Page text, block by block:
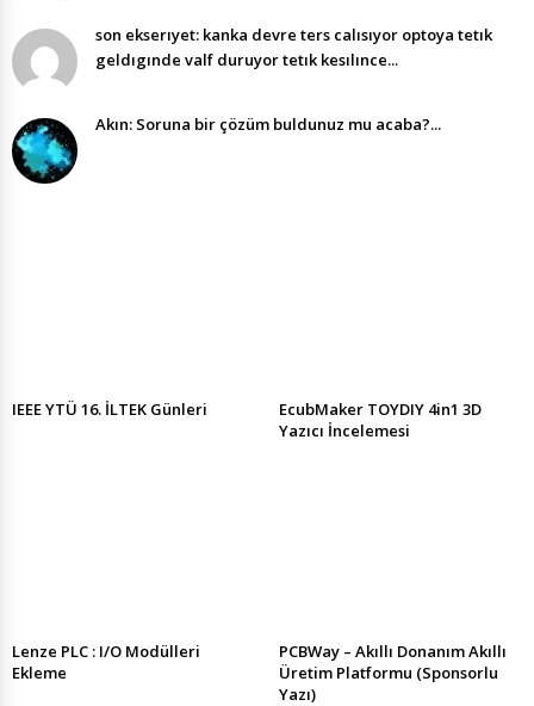
son ekserıyet: kanka devre ters calısıyor optoya tetık
geldıgınde valf duruyor tetık kesılınce...
Akın: Soruna bir çözüm buldunuz mu acaba?...
IEEE YTÜ 16. İLTEK Günleri
EcubMaker TOYDIY 4in1 3D
Yazıcı İncelemesi
Lenze PLC : I/O Modülleri
Ekleme
PCBWay – Akıllı Donanım Akıllı
Üretim Platformu (Sponsorlu
Yazı)